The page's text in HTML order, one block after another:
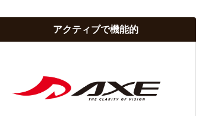
アクティブで機能的